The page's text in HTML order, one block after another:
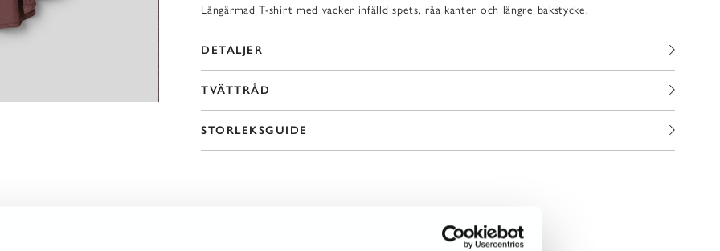
Långärmad T-shirt med vacker infälld spets, råa kanter och längre bakstycke.
DETALJER
TVÄTTRÅD
STORLEKSGUIDE